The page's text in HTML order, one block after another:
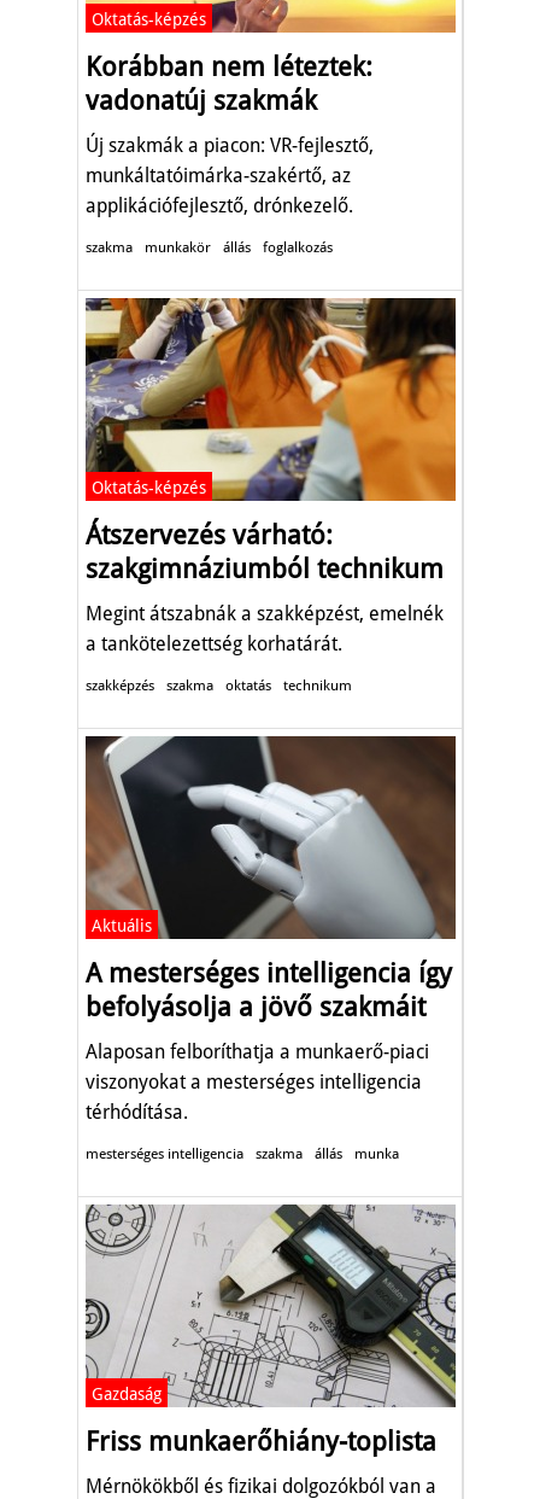
Oktatás-képzés
Korábban nem léteztek:
vadonatúj szakmák
Új szakmák a piacon: VR-fejlesztő,
munkáltatóimárka-szakértő, az
applikációfejlesztő, drónkezelő.
szakma munkakör állás foglalkozás
Oktatás-képzés
Átszervezés várható:
szakgimnáziumból technikum
Megint átszabnák a szakképzést, emelnék
a tankötelezettség korhatárát.
szakképzés szakma oktatás technikum
Aktuális
A mesterséges intelligencia így
befolyásolja a jövő szakmáit
Alaposan felboríthatja a munkaerő-piaci
viszonyokat a mesterséges intelligencia
térhódítása.
mesterséges intelligencia szakma állás munka
Gazdaság
Friss munkaerőhiány-toplista
Mérnökökből és fizikai dolgozókból van a